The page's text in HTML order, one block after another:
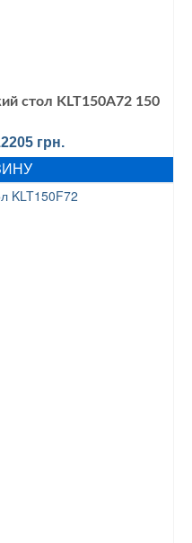
стол KLT150A72 150
грн..
грн.Текущая
цена: